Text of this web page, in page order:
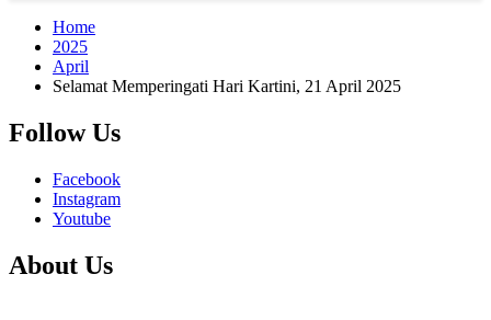
Home
2025
April
Selamat Memperingati Hari Kartini, 21 April 2025
Follow Us
Facebook
Instagram
Youtube
About Us